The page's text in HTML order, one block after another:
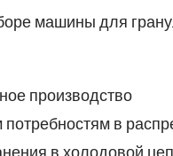
машины для
производство
в